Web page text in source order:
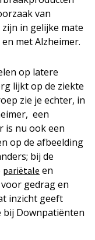
van
in gelijke mate
met Alzheimer.
op latere
lijkt op de ziekte
zie je echter, in
een
is nu ook een
op de afbeelding
bij de
pariëtale en
gedrag en
inzicht geeft
bij Downpatiënten